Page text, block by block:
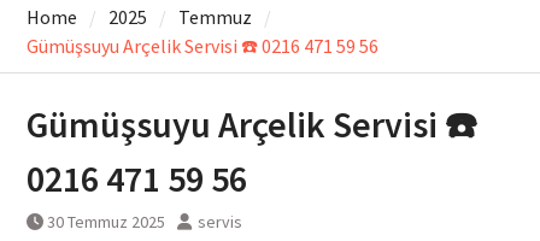
Home 2025
Temmuz
Gümüşsuyu Arçelik Servisi ☎️ 0216 471 59 56
Gümüşsuyu Arçelik Servisi ☎️
0216 471 59 56
30 Temmuz 2025 servis